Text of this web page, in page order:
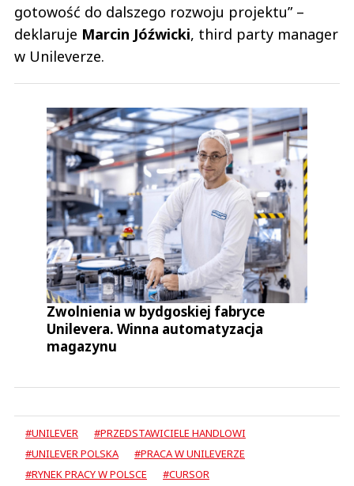
gotowość do dalszego rozwoju projektu” –
deklaruje Marcin Jóźwicki, third party manager
w Unileverze.
Zwolnienia w bydgoskiej fabryce
Unilevera. Winna automatyzacja
magazynu
#UNILEVER
#PRZEDSTAWICIELE HANDLOWI
#UNILEVER POLSKA
#PRACA W UNILEVERZE
#RYNEK PRACY W POLSCE
#CURSOR